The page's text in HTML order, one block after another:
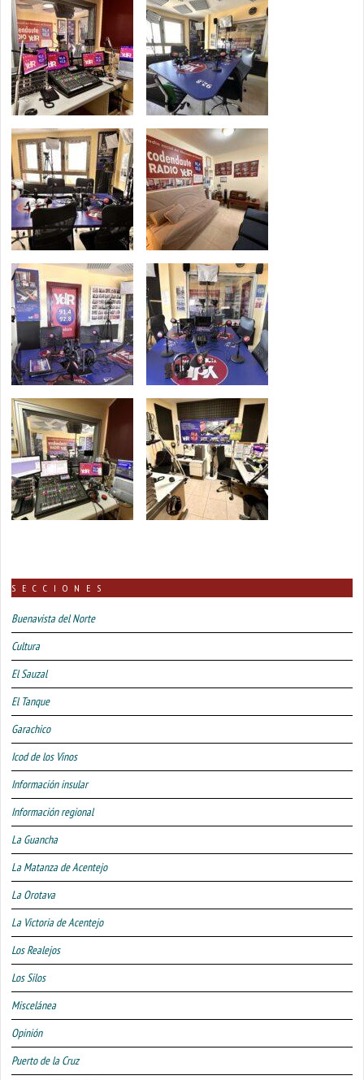
SECCIONES
Buenavista del Norte
Cultura
El Sauzal
El Tanque
Garachico
Icod de los Vinos
Información insular
Información regional
La Guancha
La Matanza de Acentejo
La Orotava
La Victoria de Acentejo
Los Realejos
Los Silos
Miscelánea
Opinión
Puerto de la Cruz